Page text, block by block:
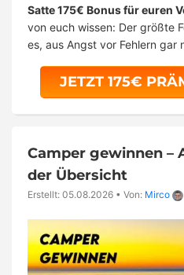
Satte 175€ Bonus für euren
von euch wissen: Der größte
es, aus Angst vor Fehlern gar
JETZT 175€
Camper gewinnen –
der Übersicht
Erstellt: 05.08.2026 • Von: Mirco